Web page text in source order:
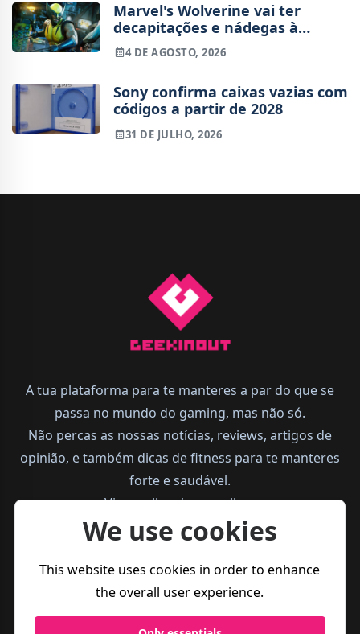
Marvel's Wolverine vai ter
decapitações e nádegas à
mostra
4 DE AGOSTO, 2026
Sony confirma caixas vazias com
códigos a partir de 2028
31 DE JULHO, 2026
A tua plataforma para te manteres a par do que se
passa no mundo do gaming, mas não só.
Não percas as nossas notícias, reviews, artigos de
opinião, e também dicas de fitness para te manteres
forte e saudável.
Vive melhor, joga melhor.
We use cookies
This website uses cookies in order to enhance
the overall user experience.